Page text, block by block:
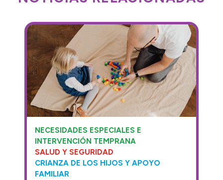
NECESIDADES ESPECIALES E
INTERVENCIÓN TEMPRANA
SALUD Y SEGURIDAD
CRIANZA DE LOS HIJOS Y APOYO
FAMILIAR